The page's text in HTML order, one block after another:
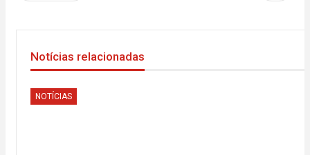
No site da RNA,”Líder do CNJ espera que universidades
angolanas continuam a ombrear com as de África e do
“Ministro defende modernização urgente do sistema de
Notícias relacionadas
NOTÍCIAS